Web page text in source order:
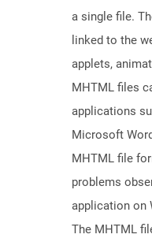
a single file.
linked to the
applets,
MHTML files
applications
Microsoft
MHTML file
problems
application on
The MHTML